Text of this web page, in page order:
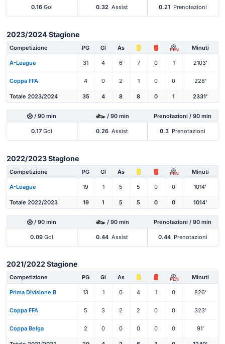
0.16Gol 0.32 Assist 0.21 Prenotazioni
2023/2024 Stagione
Competizione PG Gl As PEN Minuti
A-League 31 4 6 7 0 1 2103'
Coppa FFA 4 0 2 1 0 0 228'
Totale 2023/2024 35 4 8 8 0 1 2331'
/ 90 min / 90 min Prenotazioni / 90 min
0.17 Gol 0.26 Assist 0.3 Prenotazioni
2022/2023 Stagione
Competizione PG Gl As PEN Minuti
A-League 19 1 5 5 0 0 1014'
Totale 2022/2023 19 1 5 5 0 0 1014'
/ 90 min / 90 min Prenotazioni / 90 min
0.09 Gol 0.44 Assist 0.44 Prenotazioni
2021/2022 Stagione
Competizione PG Gl As PEN Minuti
Prima Divisione B 13 1 0 4 1 0 826'
Coppa FFA 5 3 2 2 0 0 323'
Coppa Belga 2 0 0 0 0 0 91'